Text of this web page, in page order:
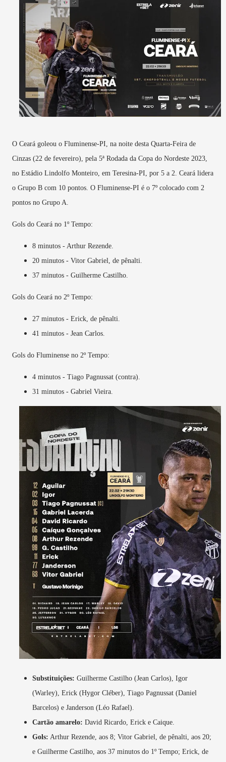
O Ceará goleou o Fluminense-PI, na noite desta Quarta-Feira de
Cinzas (22 de fevereiro), pela 5ª Rodada da Copa do Nordeste 2023,
no Estádio Lindolfo Monteiro, em Teresina-PI, por 5 a 2. Ceará lidera
o Grupo B com 10 pontos. O Fluminense-PI é o 7º colocado com 2
pontos no Grupo A.
Gols do Ceará no 1º Tempo:
8 minutos - Arthur Rezende.
20 minutos - Vitor Gabriel, de pênalti.
37 minutos - Guilherme Castilho.
Gols do Ceará no 2º Tempo:
27 minutos - Erick, de pênalti.
41 minutos - Jean Carlos.
Gols do Fluminense no 2º Tempo:
4 minutos - Tiago Pagnussat (contra).
31 minutos - Gabriel Vieira.
Substituições: Guilherme Castilho (Jean Carlos), Igor
(Warley), Erick (Hygor Cléber), Tiago Pagnussat (Daniel
Barcelos) e Janderson (Léo Rafael).
Cartão amarelo: David Ricardo, Erick e Caique.
Gols: Arthur Rezende, aos 8; Vitor Gabriel, de pênalti, aos 20;
e Guilherme Castilho, aos 37 minutos do 1º Tempo; Erick, de